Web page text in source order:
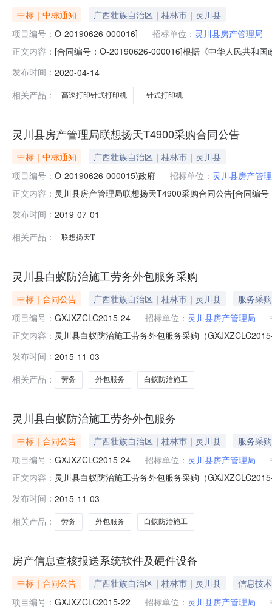
中标｜中标通知
广西壮族自治区｜桂林市｜灵川县
项目编号： O-20190626-000016] 招标单位： 灵川县房产管理局
正文内容： [合同编号：O-20190626-000016]根据《中华人民共和
量：序号商品名称规格、型号及技术参数数量单价(元)1
发布时间： 2020-04-14
相关产品：
高速打印针式打印机 针式打印机
灵川县房产管理局联想扬天T4900采购合同公告
中标｜中标通知
广西壮族自治区｜桂林市｜灵川县
项目编号： O-20190626-000015)政府 招标单位： 灵川县房产管
正文内容： 灵川县房产管理局联想扬天T4900采购合同公告[合同编
额：伍仟叁佰元整（5300.00元）六、货物名称及数量：
发布时间： 2019-07-01
相关产品：
联想扬天T
灵川县白蚁防治施工劳务外包服务采购
中标｜合同公告 广西壮族自治区｜桂林市｜灵川县
服务采购
项目编号： GXJXZCLC2015-24 招标单位： 灵川县房产管理局
正文内容： 灵川县白蚁防治施工劳务外包服务采购（
县房产管理局供应商(乙方)：桂林市科迅白蚁害虫防治有
发布时间： 2015-11-03
相关产品：
劳务 外包服务 白蚁防治施工
灵川县白蚁防治施工劳务外包服务
中标｜合同公告 广西壮族自治区｜桂林市｜灵川县
服务采购
项目编号： GXJXZCLC2015-24 招标单位： 灵川县房产管理局
正文内容： 灵川县白蚁防治施工劳务外包服务采购（
县房产管理局供应商(乙方)：桂林市科迅白蚁害虫防治有
发布时间： 2015-11-03
相关产品：
劳务 外包服务 白蚁防治施工
房产信息查核报送系统软件及硬件设备
中标｜合同公告 广西壮族自治区｜桂林市｜灵川县
信息技术
项目编号： GXJXZCLC2015-22 招标单位： 灵川县房产管理局